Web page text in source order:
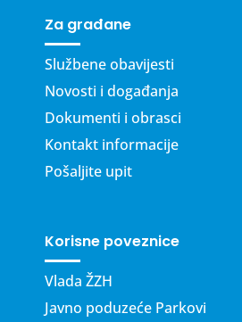
Za građane
Službene obavijesti
Novosti i događanja
Dokumenti i obrasci
Kontakt informacije
Pošaljite upit
Korisne poveznice
Vlada ŽZH
Javno poduzeće Parkovi